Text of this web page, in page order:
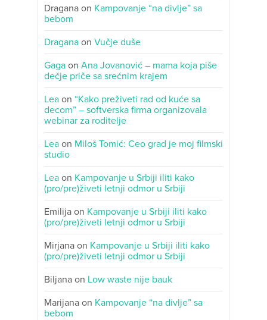
Dragana on Kampovanje “na divlje” sa
bebom
Dragana on Vučje duše
Gaga on Ana Jovanović – mama koja piše
dečje priče sa srećnim krajem
Lea on “Kako preživeti rad od kuće sa
decom” – softverska firma organizovala
webinar za roditelje
Lea on Miloš Tomić: Ceo grad je moj filmski
studio
Lea on Kampovanje u Srbiji iliti kako
(pro/pre)živeti letnji odmor u Srbiji
Emilija on Kampovanje u Srbiji iliti kako
(pro/pre)živeti letnji odmor u Srbiji
Mirjana on Kampovanje u Srbiji iliti kako
(pro/pre)živeti letnji odmor u Srbiji
Biljana on Low waste nije bauk
Marijana on Kampovanje “na divlje” sa
bebom